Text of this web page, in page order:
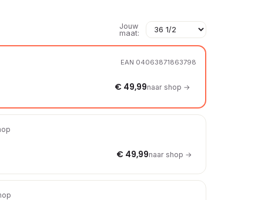
Jouw
maat:
EAN 04063871863798
€ 49,99naar shop →
€ 49,99naar shop →